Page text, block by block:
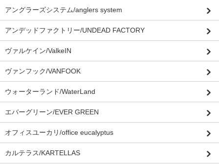
アングラーズシステム/anglers system
アンデッドファクトリー/UNDEAD FACTORY
ヴァルケイン/ValkeIN
ヴァンフック/VANFOOK
ウォーターランド/WaterLand
エバーグリーン/EVER GREEN
オフィスユーカリ/office eucalyptus
カルテラス/KARTELLAS